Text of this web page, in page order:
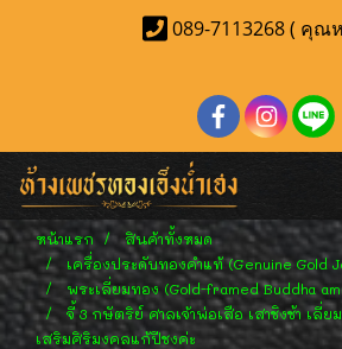
089-7113268 ( คุณ
หน้าแรก
สินค้าทั้งหมด
เครื่องประดับทองคำแท้ (Genuine Gold
พระเลี่ยมทอง (Gold-framed Buddha
จี้ 3 กษัตริย์ ศาลเจ้าพ่อเสือ เสาชิงช้า เลี่
เสริมศิริมงคลแก้ปีชงค่ะ